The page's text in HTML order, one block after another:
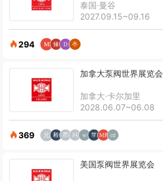
泰国·曼谷
2027.09.15~09.16
294
加拿大泵阀世界展览会
加拿大·卡尔加里
2028.06.07~06.08
369
美国泵阀世界展览会